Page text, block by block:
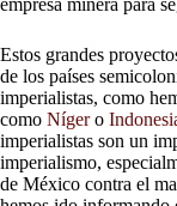
empresa minera para
Estos grandes
de los países
imperialistas, como
como Nígero
imperialistas son un
imperialismo,
de México contra el